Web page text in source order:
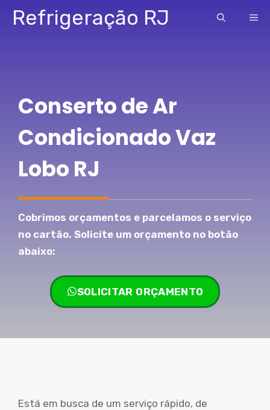
Pular
paraRefrigeração RJ
Conserto de Ar
Condicionado Vaz
Lobo RJ
Cobrimos orçamentos e parcelamos o serviço
no cartão. Solicite um orçamento no botão
abaixo:
SOLICITAR ORÇAMENTO
Está em busca de um serviço rápido, de